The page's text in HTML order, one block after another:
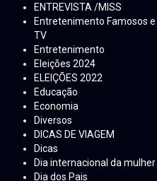
ENTREVISTA /MISS
Entretenimento Famosos e
TV
Entretenimento
Eleições 2024
ELEIÇÕES 2022
Educação
Economia
Diversos
DICAS DE VIAGEM
Dicas
Dia internacional da mulher
Dia dos Pais